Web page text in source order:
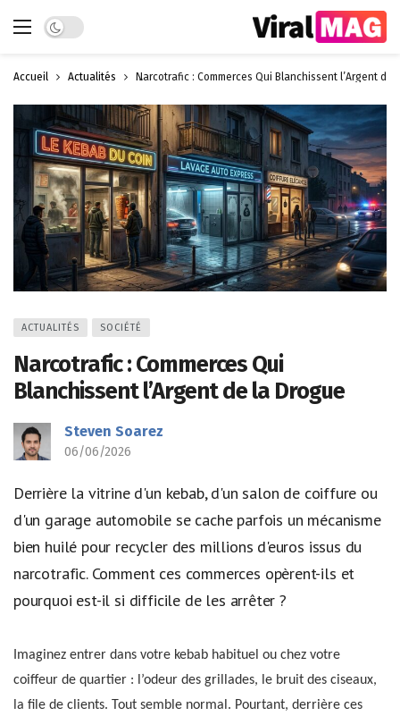
Dark mode
Accueil Actualités Narcotrafic : Commerces Qui Blanchissent l’Argent de
ACTUALITÉS SOCIÉTÉ
Narcotrafic : Commerces Qui
Blanchissent l’Argent de la Drogue
Steven Soarez
06/06/2026
Derrière la vitrine d'un kebab, d'un salon de coiffure ou
d'un garage automobile se cache parfois un mécanisme
bien huilé pour recycler des millions d'euros issus du
narcotrafic. Comment ces commerces opèrent-ils et
pourquoi est-il si difficile de les arrêter ?
Imaginez entrer dans votre kebab habituel ou chez votre
coiffeur de quartier : l’odeur des grillades, le bruit des ciseaux,
la file de clients. Tout semble normal. Pourtant, derrière ces